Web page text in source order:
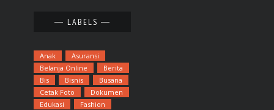
LABELS
Anak
Asuransi
Belanja Online
Berita
Bis
Bisnis
Busana
Cetak Foto
Dokumen
Edukasi
Fashion